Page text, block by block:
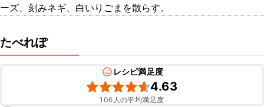
ーズ、刻みネギ、白いりごまを散らす。
たべれぽ
レシピ満足度
4.63
106人の平均満足度